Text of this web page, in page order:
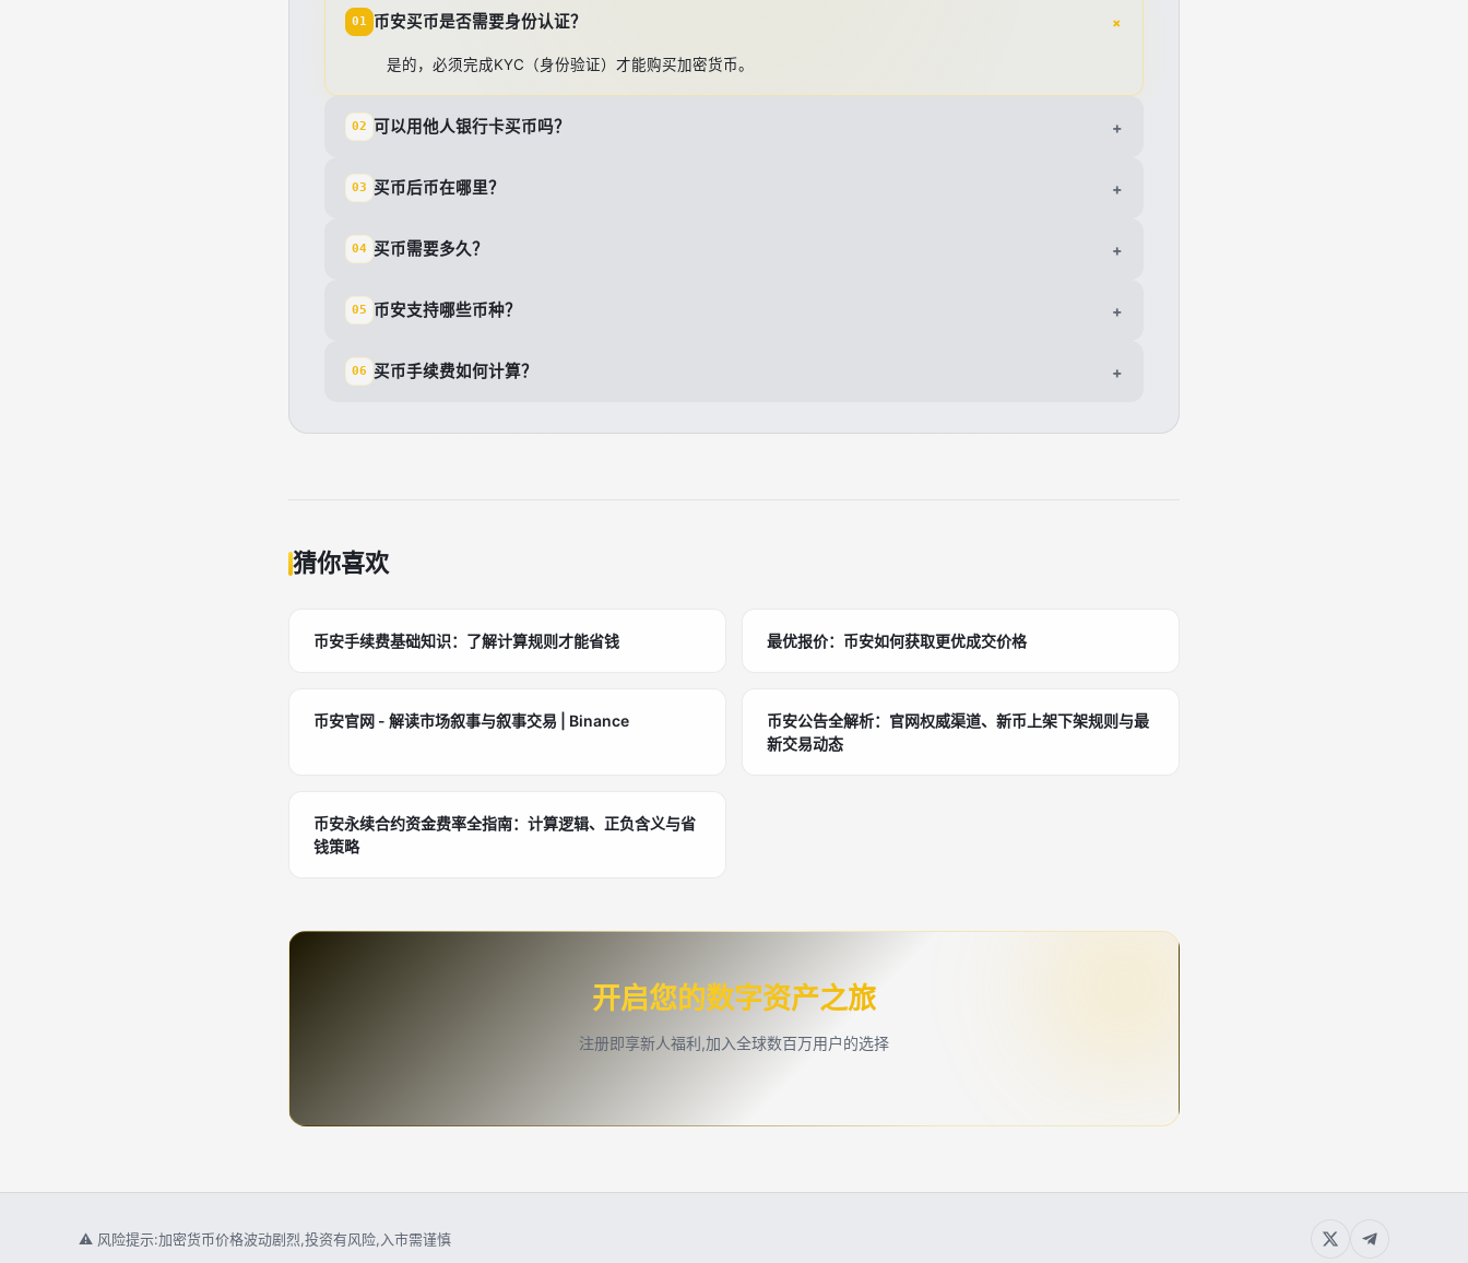
01 币安买币是否需要身份认证？ +
是的，必须完成KYC（身份验证）才能购买加密货币。
02 可以用他人银行卡买币吗？ +
03 买币后币在哪里？ +
04 买币需要多久？ +
05 币安支持哪些币种？ +
06 买币手续费如何计算？ +
猜你喜欢
币安手续费基础知识：了解计算规则才能省钱 最优报价：币安如何获取更优成交价格
币安官网 - 解读市场叙事与叙事交易 | Binance
币安公告全解析：官网权威渠道、新币上架下架规则与最
新交易动态
币安永续合约资金费率全指南：计算逻辑、正负含义与省
钱策略
开启您的数字资产之旅
注册即享新人福利,加入全球数百万用户的选择
⚠ 风险提示:加密货币价格波动剧烈,投资有风险,入市需谨慎